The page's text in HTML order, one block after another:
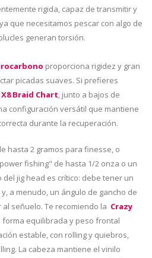
rigida, capaz de transmitir y
que necesitamos pescar con algo de
generan torsión.
proporciona rigidez y gran
picadas suaves. Si prefieres
Braid Chart , junto a bajos de
configuración versátil que mantiene
durante la recuperación.
hasta 2 gramos para finesse, o
fishing" de hasta 1/2 onza o un
jig head es crítico: debe tener un
a menudo, un ángulo de gancho de
señuelo. Te recomiendo la Crazy
forma equilibrada y peso frontal
estable, con rolling y quiebros,
La cabeza mantiene el vinilo